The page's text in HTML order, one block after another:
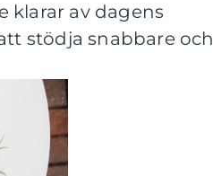
klarar av dagens
stödja snabbare och